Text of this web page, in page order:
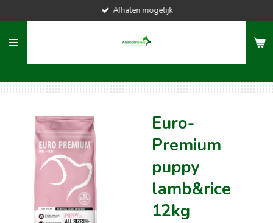
naar
hoofdinhoud
Afhalen mogelijk
Euro-
Premium
puppy
lamb&rice
12kg